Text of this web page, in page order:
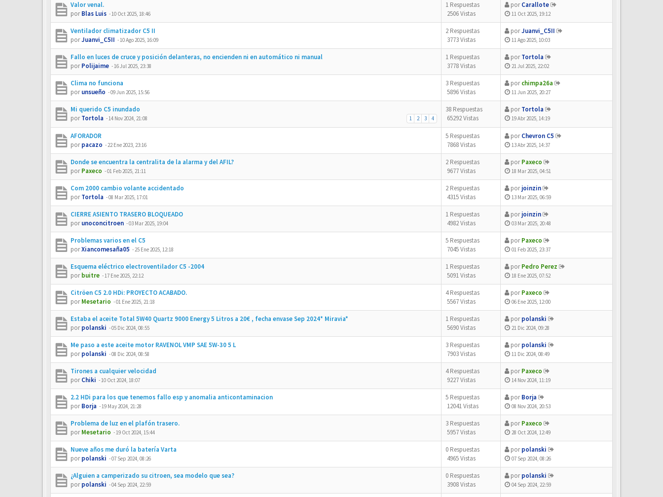
Valor venal.
porBlas Luis -10 Oct 2025, 18:46
1 Respuestas
2506 Vistas
porCarallote
11 Oct 2025, 19:12
Ventilador climatizador C5 II
porJuanvi_C5II -10 Ago 2025, 16:09
2 Respuestas
3773 Vistas
porJuanvi_C5II
11 Ago 2025, 10:03
Fallo en luces de cruce y posición delanteras, no encienden ni en automático ni manual
porPolijaime -16 Jul 2025, 23:38
1 Respuestas
3778 Vistas
porTortola
21 Jul 2025, 22:02
Clima no funciona
porunsueño -09 Jun 2025, 15:56
3 Respuestas
5896 Vistas
porchimpa26a
11 Jun 2025, 20:27
Mi querido C5 inundado
1 2 3 4
porTortola -14 Nov 2024, 21:08
38 Respuestas
65292 Vistas
porTortola
19 Abr 2025, 14:19
AFORADOR
porpacazo -22 Ene 2023, 23:16
5 Respuestas
7868 Vistas
porChevron C5
13 Abr 2025, 14:37
Donde se encuentra la centralita de la alarma y del AFIL?
porPaxeco -01 Feb 2025, 21:11
2 Respuestas
9677 Vistas
porPaxeco
18 Mar 2025, 04:51
Com 2000 cambio volante accidentado
porTortola -08 Mar 2025, 17:01
2 Respuestas
4315 Vistas
porjoinzin
13 Mar 2025, 06:59
CIERRE ASIENTO TRASERO BLOQUEADO
porunoconcitroen -03 Mar 2025, 19:04
1 Respuestas
4982 Vistas
porjoinzin
03 Mar 2025, 20:48
Problemas varios en el C5
porXiancomesaña05 -25 Ene 2025, 12:18
5 Respuestas
7045 Vistas
porPaxeco
01 Feb 2025, 23:37
Esquema eléctrico electroventilador C5 -2004
porbuitre -17 Ene 2025, 22:12
1 Respuestas
5091 Vistas
porPedro Perez
18 Ene 2025, 07:52
Citröen C5 2.0 HDi: PROYECTO ACABADO.
porMesetario -01 Ene 2025, 21:18
4 Respuestas
5567 Vistas
porPaxeco
06 Ene 2025, 12:00
Estaba el aceite Total 5W40 Quartz 9000 Energy 5 Litros a 20€ , fecha envase Sep 2024* Miravia*
porpolanski -05 Dic 2024, 08:55
1 Respuestas
5690 Vistas
porpolanski
21 Dic 2024, 09:28
Me paso a este aceite motor RAVENOL VMP SAE 5W-30 5 L
porpolanski -08 Dic 2024, 08:58
3 Respuestas
7903 Vistas
porpolanski
11 Dic 2024, 08:49
Tirones a cualquier velocidad
porChiki -10 Oct 2024, 18:07
4 Respuestas
9227 Vistas
porPaxeco
14 Nov 2024, 11:19
2.2 HDi para los que tenemos fallo esp y anomalia anticontaminacion
porBorja -19 May 2024, 21:28
5 Respuestas
12041 Vistas
porBorja
08 Nov 2024, 20:53
Problema de luz en el plafón trasero.
porMesetario -19 Oct 2024, 15:44
3 Respuestas
5957 Vistas
porPaxeco
28 Oct 2024, 12:49
Nueve años me duró la batería Varta
porpolanski -07 Sep 2024, 08:26
0 Respuestas
4965 Vistas
porpolanski
07 Sep 2024, 08:26
¿Alguien a camperizado su citroen, sea modelo que sea?
porpolanski -04 Sep 2024, 22:59
0 Respuestas
3908 Vistas
porpolanski
04 Sep 2024, 22:59